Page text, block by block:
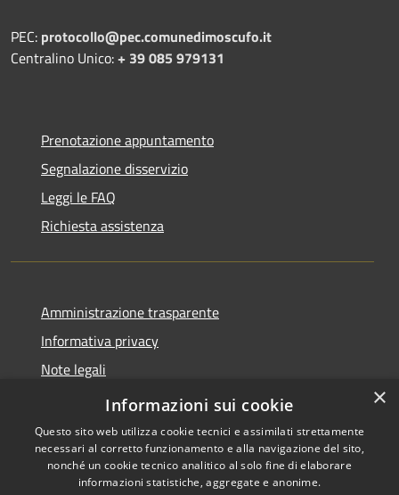
PEC: protocollo@pec.comunedimoscufo.it
Centralino Unico:+ 39 085 979131
Prenotazione appuntamento
Segnalazione disservizio
Leggi le FAQ
Richiesta assistenza
Amministrazione trasparente
Informativa privacy
Note legali
Dichiarazione di accessibilità
Copyright © 2026 • Comune di
×
Informazioni sui cookie
Questo sito web utilizza cookie tecnici e assimilati strettamente
necessari al corretto funzionamento e alla navigazione del sito,
nonché un cookie tecnico analitico al solo fine di elaborare
informazioni statistiche, aggregate e anonime.